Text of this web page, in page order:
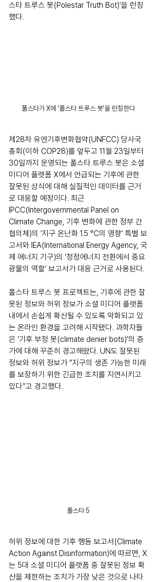
스타 트루스 봇(Polestar Truth Bot)’을 런칭
했다.
폴스타가 X에 '폴스타 트루스 봇'을 런칭한다
제28차 유엔기후변화협약(UNFCC) 당사국
총회(이하 COP28)를 앞두고 11월 23일부터
30일까지 운영되는 폴스타 트루스 봇은 소셜
미디어 플랫폼 X에서 언급되는 기후에 관한
잘못된 상식에 대해 실질적인 데이터를 근거
로 대응할 예정이다. 최근
IPCC(Intergovernmental Panel on
Climate Change, 기후 변화에 관한 정부 간
협의체)의 ‘지구 온난화 1.5 °C의 영향’ 특별 보
고서와 IEA(International Energy Agency, 국
제 에너지 기구)의 ‘청정에너지 전환에서 중요
광물의 역할’ 보고서가 대응 근거로 사용된다.
폴스타 트루스 봇 프로젝트는, 기후에 관한 잘
못된 정보와 허위 정보가 소셜 미디어 플랫폼
내에서 손쉽게 확산될 수 있도록 악화되고 있
는 온라인 환경을 고려해 시작됐다. 과학자들
은 ‘기후 부정 봇(climate denier bots)’의 증
가에 대해 꾸준히 경고해왔다. UN도 잘못된
정보와 허위 정보가 “지구의 생존 가능한 미래
를 보장하기 위한 긴급한 조치를 지연시키고
있다”고 경고했다.
폴스타 5
허위 정보에 대한 기후 행동 보고서(Climate
Action Against Disinformation)에 따르면, X
는 5대 소셜 미디어 플랫폼 중 잘못된 정보 확
산을 제한하는 조치가 가장 낮은 것으로 나타